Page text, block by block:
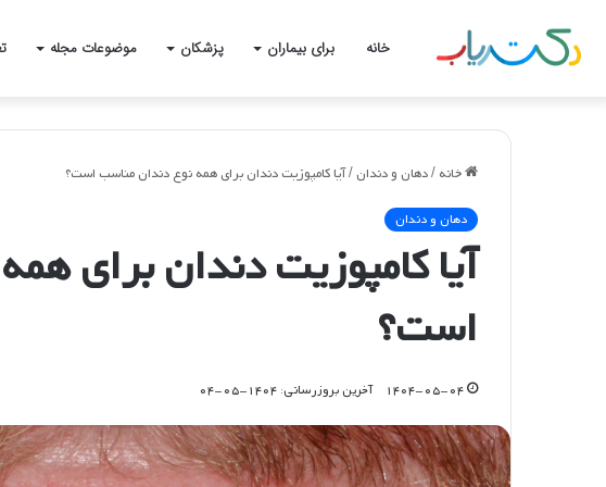
خانه برای بیماران پزشکان موضوعات مجله
خانه /دهان و دندان/آیا کامپوزیت دندان برای همه نوع دندان مناسب است؟
دهان و دندان
آیا کامپوزیت دندان برای
است؟
۱۴۰۴-۰۵-۰۴ آخرین بروزرسانی: ۱۴۰۴-۰۵-۰۴